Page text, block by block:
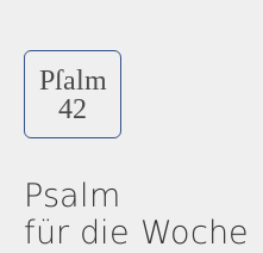
Pſalm
42
Psalm
für die Woche